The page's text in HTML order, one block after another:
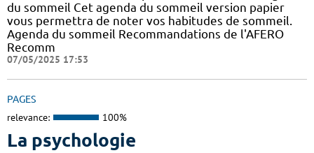
du sommeil Cet agenda du sommeil version papier
vous permettra de noter vos habitudes de sommeil.
Agenda du sommeil Recommandations de l'AFERO
Recomm
07/05/2025 17:53
PAGES
relevance: 100%
La psychologie